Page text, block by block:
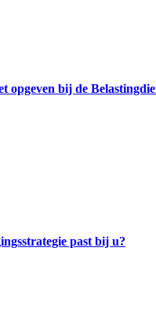
opgeven bij de
past bij u?